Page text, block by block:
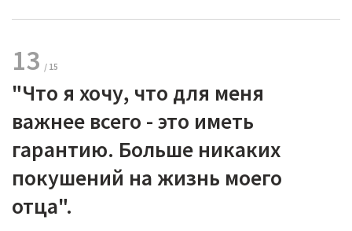
13
"Что я хочу, что для меня
важнее всего - это иметь
гарантию. Больше никаких
покушений на жизнь моего
отца".